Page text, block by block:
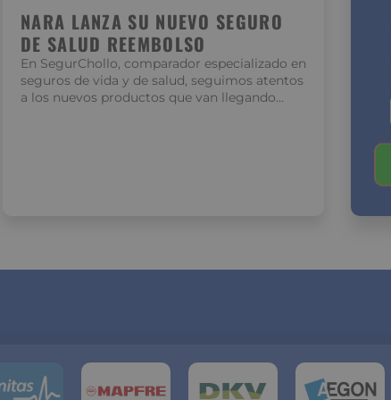
NARA LANZA SU NUEVO SEGURO
DE SALUD REEMBOLSO
En SegurChollo, comparador especializado en
seguros de vida y de salud, seguimos atentos
a los nuevos productos que van llegando…